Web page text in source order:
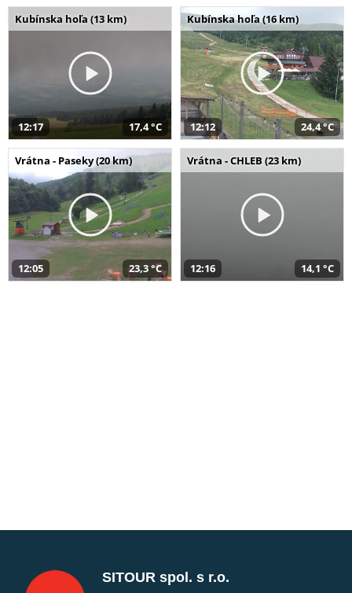
Kubínska hoľa (13 km)
12:17 17,4 °C
Kubínska hoľa (16 km)
12:12 24,4 °C
Vrátna - Paseky (20 km)
12:05 23,3 °C
Vrátna - CHLEB (23 km)
12:16 14,1 °C
SITOUR spol. s r.o.